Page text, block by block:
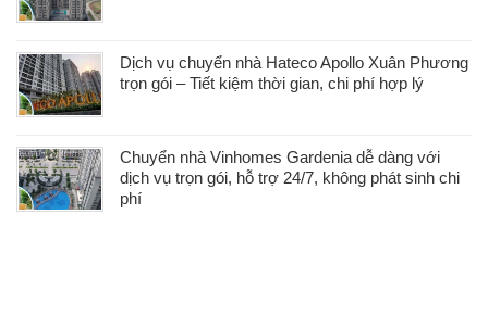
Dịch vụ chuyển nhà Hateco Apollo Xuân Phương
trọn gói – Tiết kiệm thời gian, chi phí hợp lý
Chuyển nhà Vinhomes Gardenia dễ dàng với
dịch vụ trọn gói, hỗ trợ 24/7, không phát sinh chi
phí